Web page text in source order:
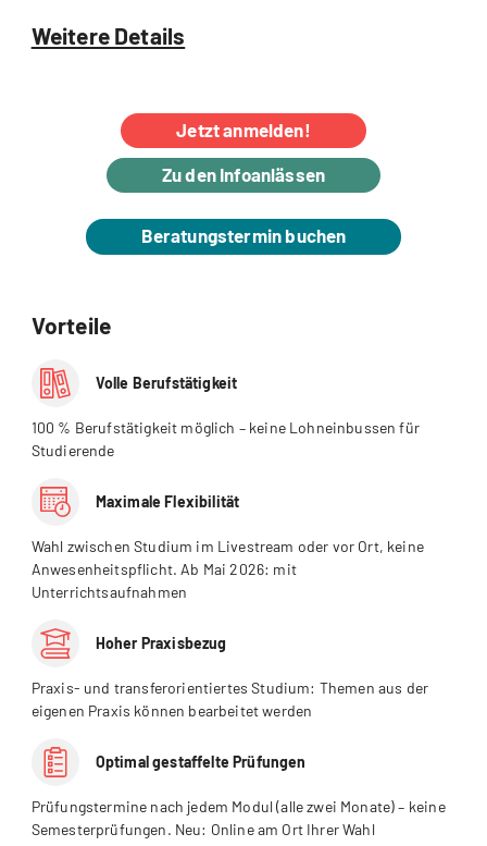
Weitere Details
Jetzt anmelden!
Zu den Infoanlässen
Beratungstermin buchen
Vorteile
Volle Berufstätigkeit
100 % Berufstätigkeit möglich – keine Lohneinbussen für
Studierende
Maximale Flexibilität
Wahl zwischen Studium im Livestream oder vor Ort, keine
Anwesenheitspflicht. Ab Mai 2026: mit
Unterrichtsaufnahmen
Hoher Praxisbezug
Praxis- und transferorientiertes Studium: Themen aus der
eigenen Praxis können bearbeitet werden
Optimal gestaffelte Prüfungen
Prüfungstermine nach jedem Modul (alle zwei Monate) – keine
Semesterprüfungen. Neu: Online am Ort Ihrer Wahl